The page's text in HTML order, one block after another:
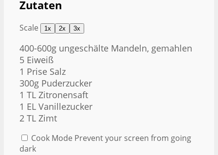
Zutaten
Scale 1x 2x 3x
400-600g ungeschälte Mandeln, gemahlen
5 Eiweiß
1 Prise Salz
300g Puderzucker
1 TL Zitronensaft
1 EL Vanillezucker
2 TL Zimt
Cook Mode Prevent your screen from going
dark